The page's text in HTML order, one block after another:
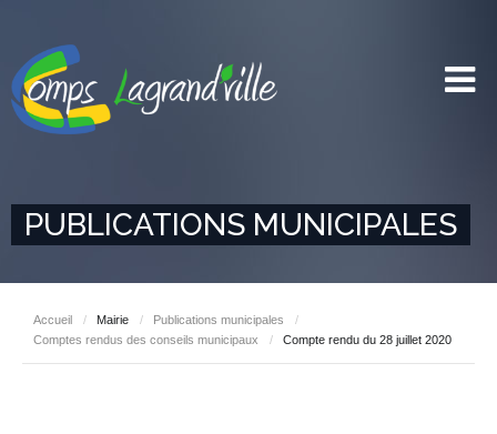
PUBLICATIONS MUNICIPALES
Accueil / Mairie / Publications municipales
/
Comptes rendus des conseils municipaux
/ Compte rendu du 28 juillet 2020